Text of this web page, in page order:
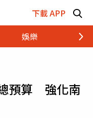
下載 APP
娛樂 財經
預算 強化南